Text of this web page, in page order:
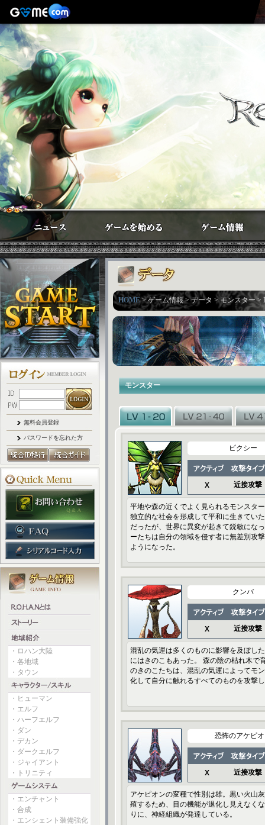
無料会員登録
パスワードを忘れた方
・ロハン大陸
・各地域
・タウン
・ヒューマン
・エルフ
・ハーフエルフ
・ダン
・デカン
・ダークエルフ
・ジャイアント
・トリニティ
・エンチャント
・合成
・エンシェント装備強化
HOME> ゲーム情報 > データ > モンスター
モンスター
ピクシー
X 近接攻撃
平地や森の近くでよく見られるモンスタ
独立的な社会を形成して平和に生きてい
だったが、世界に異変が起きて鋭敏にな
ーたちは自分の領域を侵す者に無差別攻
ようになった。
クンバ
X 近接攻撃
混乱の気運は多くのものに影響を及ぼし
にはきのこもあった。 森の陰の枯れ木で
のきのこたちは、混乱の気運によってモ
化して自分に触れるすべてのものを攻撃
恐怖のアケピ
X 近接攻撃
アケピオンの変種で性別は雄。黒い火山
殖するため、目の機能が退化し見えなく
りに、神経組織が発達している。